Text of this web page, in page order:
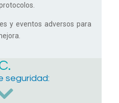
y eventos adversos para
seguridad: